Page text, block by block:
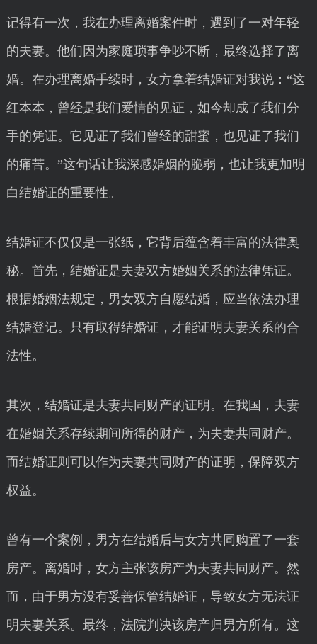
记得有一次，我在办理离婚案件时，遇到了一对年轻
的夫妻。他们因为家庭琐事争吵不断，最终选择了离
婚。在办理离婚手续时，女方拿着结婚证对我说：“这
红本本，曾经是我们爱情的见证，如今却成了我们分
手的凭证。它见证了我们曾经的甜蜜，也见证了我们
的痛苦。”这句话让我深感婚姻的脆弱，也让我更加明
白结婚证的重要性。
结婚证不仅仅是一张纸，它背后蕴含着丰富的法律奥
秘。首先，结婚证是夫妻双方婚姻关系的法律凭证。
根据婚姻法规定，男女双方自愿结婚，应当依法办理
结婚登记。只有取得结婚证，才能证明夫妻关系的合
法性。
其次，结婚证是夫妻共同财产的证明。在我国，夫妻
在婚姻关系存续期间所得的财产，为夫妻共同财产。
而结婚证则可以作为夫妻共同财产的证明，保障双方
权益。
曾有一个案例，男方在结婚后与女方共同购置了一套
房产。离婚时，女方主张该房产为夫妻共同财产。然
而，由于男方没有妥善保管结婚证，导致女方无法证
明夫妻关系。最终，法院判决该房产归男方所有。这